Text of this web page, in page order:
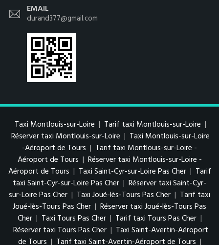
EMAIL
durand377@gmail.com
Taxi Montlouis-sur-Loire | Tarif taxi Montlouis-sur-Loire |
Réserver taxi Montlouis-sur-Loire | Taxi Montlouis-sur-Loire
-Aéroport de Tours | Tarif taxi Montlouis-sur-Loire -
Aéroport de Tours | Réserver taxi Montlouis-sur-Loire -
Aéroport de Tours | Taxi Saint-Cyr-sur-Loire Pas Cher | Tarif
taxi Saint-Cyr-sur-Loire Pas Cher | Réserver taxi Saint-Cyr-
sur-Loire Pas Cher | Taxi Joué-lès-Tours Pas Cher | Tarif taxi
Joué-lès-Tours Pas Cher | Réserver taxi Joué-lès-Tours Pas
Cher | Taxi Tours Pas Cher | Tarif taxi Tours Pas Cher |
Réserver taxi Tours Pas Cher | Taxi Saint-Avertin-Aéroport
de Tours | Tarif taxi Saint-Avertin-Aéroport de Tours |